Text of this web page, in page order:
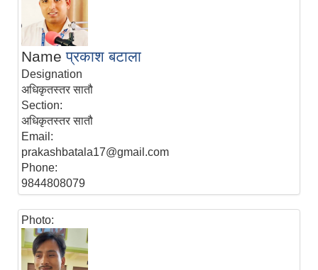
Name प्रकाश बटाला
Designation
अधिकृतस्तर सातौ
Section:
अधिकृतस्तर सातौ
Email:
prakashbatala17@gmail.com
Phone:
9844808079
Photo: